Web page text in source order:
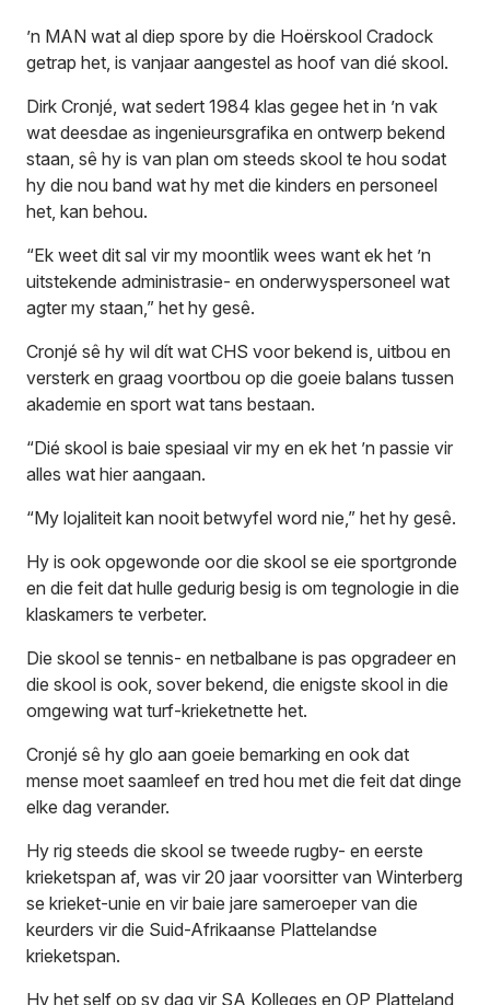
’n MAN wat al diep spore by die Hoërskool Cradock
getrap het, is vanjaar aangestel as hoof van dié skool.
Dirk Cronjé, wat sedert 1984 klas gegee het in ’n vak
wat deesdae as ingenieursgrafika en ontwerp bekend
staan, sê hy is van plan om steeds skool te hou sodat
hy die nou band wat hy met die kinders en personeel
het, kan behou.
“Ek weet dit sal vir my moontlik wees want ek het ’n
uitstekende administrasie- en onderwyspersoneel wat
agter my staan,” het hy gesê.
Cronjé sê hy wil dít wat CHS voor bekend is, uitbou en
versterk en graag voortbou op die goeie balans tussen
akademie en sport wat tans bestaan.
“Dié skool is baie spesiaal vir my en ek het ’n passie vir
alles wat hier aangaan.
“My lojaliteit kan nooit betwyfel word nie,” het hy gesê.
Hy is ook opgewonde oor die skool se eie sportgronde
en die feit dat hulle gedurig besig is om tegnologie in die
klaskamers te verbeter.
Die skool se tennis- en netbalbane is pas opgradeer en
die skool is ook, sover bekend, die enigste skool in die
omgewing wat turf-krieketnette het.
Cronjé sê hy glo aan goeie bemarking en ook dat
mense moet saamleef en tred hou met die feit dat dinge
elke dag verander.
Hy rig steeds die skool se tweede rugby- en eerste
krieketspan af, was vir 20 jaar voorsitter van Winterberg
se krieket-unie en vir baie jare sameroeper van die
keurders vir die Suid-Afrikaanse Plattelandse
krieketspan.
Hy het self op sy dag vir SA Kolleges en OP Platteland